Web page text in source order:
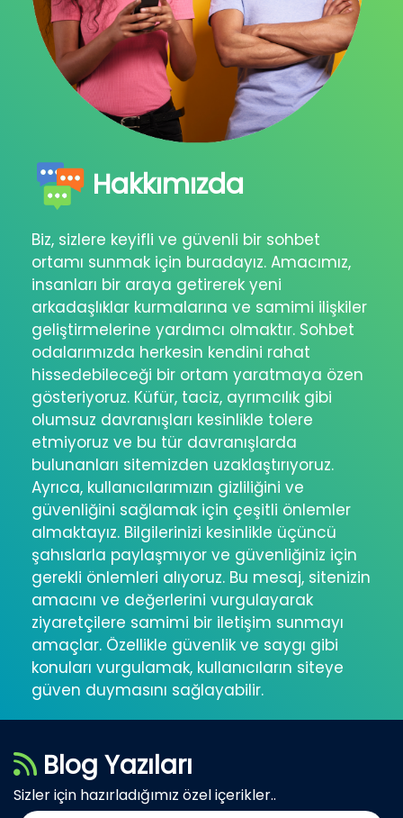
Hakkımızda
Biz, sizlere keyifli ve güvenli bir sohbet
ortamı sunmak için buradayız. Amacımız,
insanları bir araya getirerek yeni
arkadaşlıklar kurmalarına ve samimi ilişkiler
geliştirmelerine yardımcı olmaktır. Sohbet
odalarımızda herkesin kendini rahat
hissedebileceği bir ortam yaratmaya özen
gösteriyoruz. Küfür, taciz, ayrımcılık gibi
olumsuz davranışları kesinlikle tolere
etmiyoruz ve bu tür davranışlarda
bulunanları sitemizden uzaklaştırıyoruz.
Ayrıca, kullanıcılarımızın gizliliğini ve
güvenliğini sağlamak için çeşitli önlemler
almaktayız. Bilgilerinizi kesinlikle üçüncü
şahıslarla paylaşmıyor ve güvenliğiniz için
gerekli önlemleri alıyoruz. Bu mesaj, sitenizin
amacını ve değerlerini vurgulayarak
ziyaretçilere samimi bir iletişim sunmayı
amaçlar. Özellikle güvenlik ve saygı gibi
konuları vurgulamak, kullanıcıların siteye
güven duymasını sağlayabilir.
Blog Yazıları
Sizler için hazırladığımız özel içerikler..